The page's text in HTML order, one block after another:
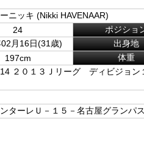
ニッキ (Nikki HAVENAAR)
24 ポジショ
月16日(31歳) 出身地
197cm 体重
２０１３Ｊリーグ ディビジョン
ターレＵ－１５－名古屋グランパ